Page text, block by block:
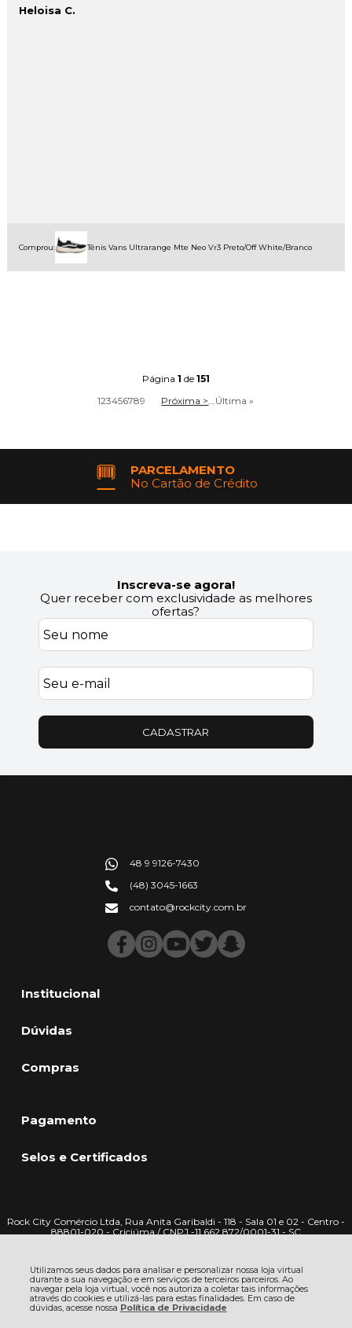
Utilizamos seus dados para analisar e personalizar nossa loja virtual
durante a sua navegação e em serviços de terceiros parceiros. Ao
navegar pela loja virtual, você nos autoriza a coletar tais informações
através do cookies e utilizá-las para estas finalidades. Em caso de
dúvidas, acesse nossa Política de Privacidade
Heloisa C.
Comprou: Tênis Vans Ultrarange Mte Neo Vr3 Preto/Off White/Branco
Página 1 de 151
123456789 Próxima >...Última »
PARCELAMENTO
No Cartão de Crédito
Inscreva-se agora!
Quer receber com exclusividade as melhores
ofertas?
CADASTRAR
Institucional
Dúvidas
Compras
48 9 9126-7430
(48) 3045-1663
contato@rockcity.com.br
Pagamento
Selos e Certificados
Rock City Comércio Ltda, Rua Anita Garibaldi - 118 - Sala 01 e 02 - Centro -
88801-020 - Criciúma / CNPJ -11.662.872/0001-31 - SC